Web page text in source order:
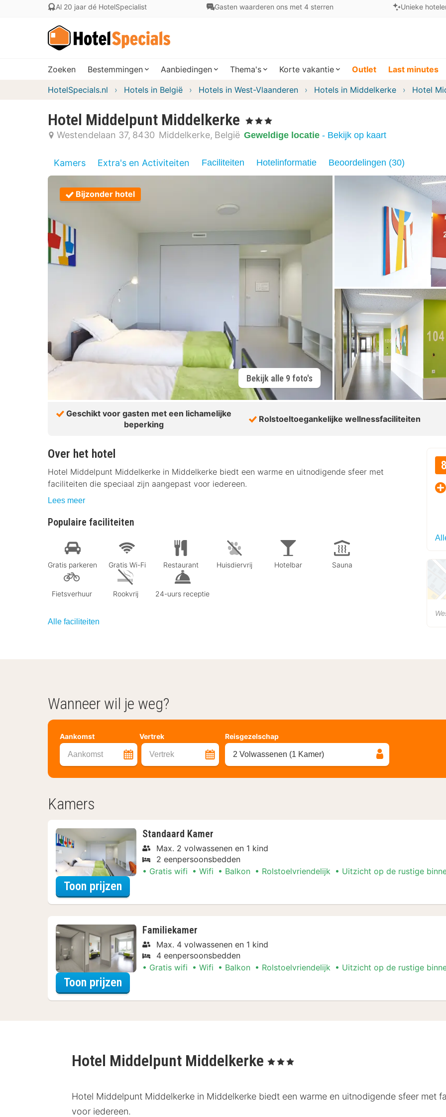
Al 20 jaar dé HotelSpecialist Gasten waarderen ons met 4 sterren Unieke
Zoeken Bestemmingen Aanbiedingen Thema's Korte vakantie Outlet Last minutes
HotelSpecials.nl Hotels in België Hotels in West-Vlaanderen Hotels in Middelkerke Hotel
Hotel Middelpunt Middelkerke , 3 Sterren
Westendelaan 37 8430 Middelkerke België Geweldige locatie - Bekijk op kaart
Kamers Extra's en Activiteiten Faciliteiten Hotelinformatie Beoordelingen (30)
Bijzonder hotel
Bekijk alle 9 foto's
Geschikt voor gasten met een lichamelijke
beperking
Rolstoeltoegankelijke wellnessfaciliteiten
Over het hotel
Hotel Middelpunt Middelkerke in Middelkerke biedt een warme en uitnodigende sfeer met
faciliteiten die speciaal zijn aangepast voor iedereen.
Lees meer
Populaire faciliteiten
Gratis parkeren Gratis Wi-Fi Restaurant Huisdiervrij Hotelbar Sauna
Fietsverhuur Rookvrij 24-uurs receptie
Alle faciliteiten
Wanneer wil je weg?
Aankomst Vertrek
Aankomst Vertrek
Reisgezelschap
2 Volwassenen (1 Kamer)
Kamers
Standaard Kamer
Max. 2 volwassenen en 1 kind
2 eenpersoonsbedden
Gratis wifi
Wifi Balkon Rolstoelvriendelijk Uitzicht op de rustige
Toon prijzen
Familiekamer
Max. 4 volwassenen en 1 kind
4 eenpersoonsbedden
Gratis wifi
Wifi Balkon Rolstoelvriendelijk Uitzicht op de rustige
Toon prijzen
Hotel Middelpunt Middelkerke , 3 Sterren
Hotel Middelpunt Middelkerke in Middelkerke biedt een warme en uitnodigende sfeer met
voor iedereen.